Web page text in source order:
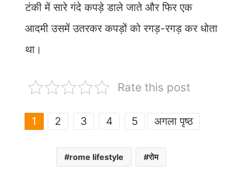
टंकी में सारे गंदे कपड़े डाले जाते और फिर एक
आदमी उसमें उतरकर कपड़ों को रगड़-रगड़ कर धोता
था।
Rate this post
1 2 3 4 5 अगला पृष्ठ
rome lifestyle रोम